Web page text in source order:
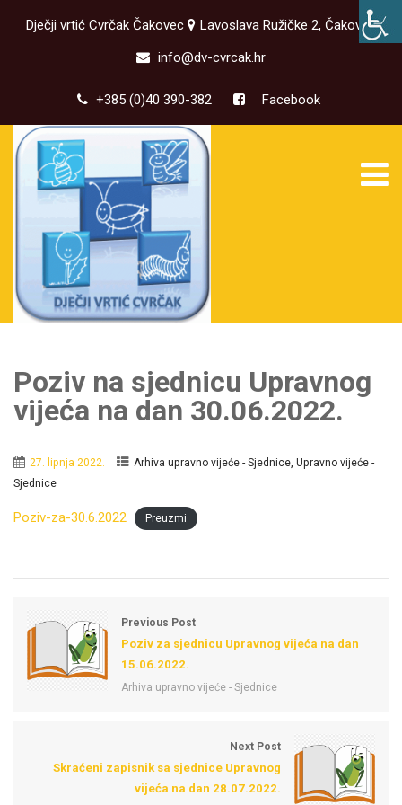
Dječji vrtić Cvrčak Čakovec
Lavoslava Ružičke 2, Čakovec
info@dv-cvrcak.hr
+385 (0)40 390-382 Facebook
Poziv na sjednicu Upravnog
vijeća na dan 30.06.2022.
27. lipnja 2022. Arhiva upravno vijeće - Sjednice Upravno vijeće -
Sjednice
Poziv-za-30.6.2022 Preuzmi
Previous Post
Poziv za sjednicu Upravnog vijeća na dan
15.06.2022.
Arhiva upravno vijeće - Sjednice
Next Post
Skraćeni zapisnik sa sjednice Upravnog
vijeća na dan 28.07.2022.